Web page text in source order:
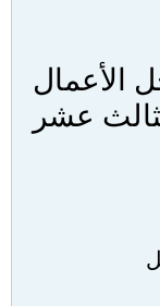
الأعمال
عشر